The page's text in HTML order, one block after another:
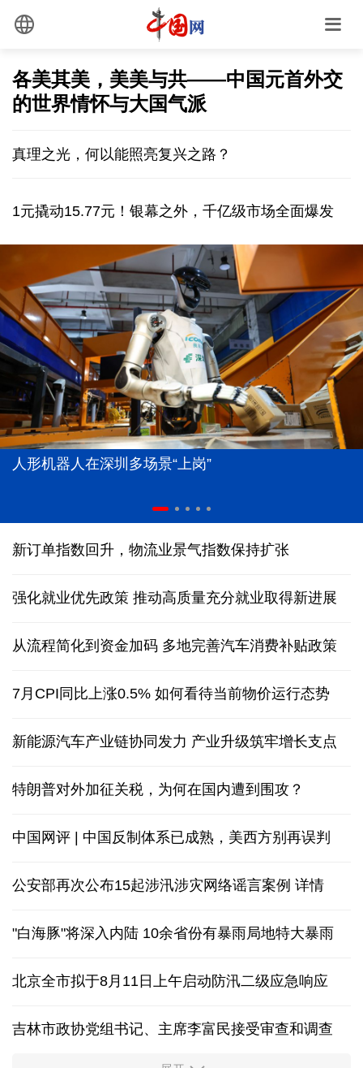
各美其美，美美与共——中国元首外交
的世界情怀与大国气派
真理之光，何以能照亮复兴之路？
1元撬动15.77元！银幕之外，千亿级市场全面爆发
人形机器人在深圳多场景“上岗”
新订单指数回升，物流业景气指数保持扩张
强化就业优先政策 推动高质量充分就业取得新进展
从流程简化到资金加码 多地完善汽车消费补贴政策
7月CPI同比上涨0.5% 如何看待当前物价运行态势
新能源汽车产业链协同发力 产业升级筑牢增长支点
特朗普对外加征关税，为何在国内遭到围攻？
中国网评 | 中国反制体系已成熟，美西方别再误判
公安部再次公布15起涉汛涉灾网络谣言案例 详情
"白海豚"将深入内陆 10余省份有暴雨局地特大暴雨
北京全市拟于8月11日上午启动防汛二级应急响应
吉林市政协党组书记、主席李富民接受审查和调查